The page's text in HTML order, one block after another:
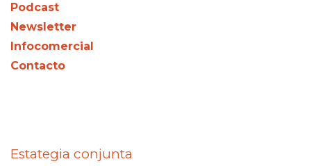
Podcast
Newsletter
Infocomercial
Contacto
Estategia conjunta